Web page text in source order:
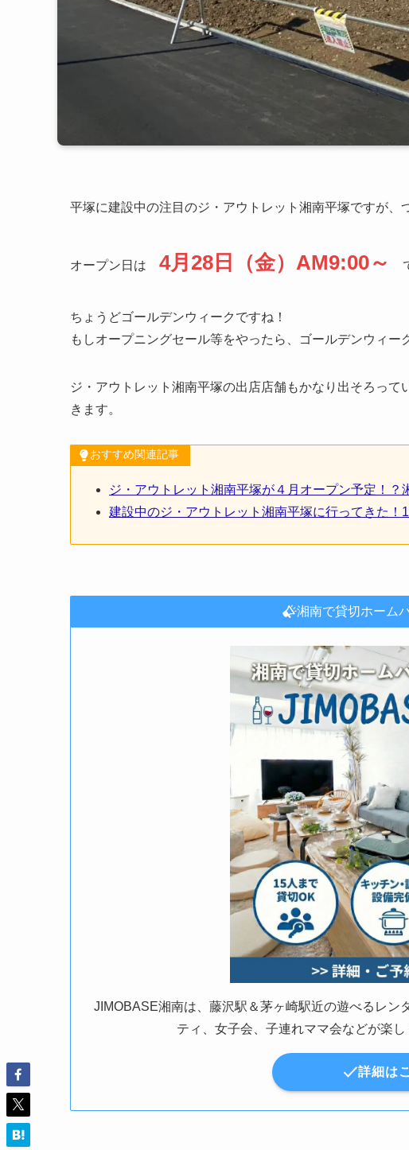
平塚に建設中の注目のジ・アウトレット湘南平塚ですが、
オープン日は 4月28日（金）AM9:00～
ちょうどゴールデンウィークですね！
もしオープニングセール等をやったら、ゴールデンウィー
ジ・アウトレット湘南平塚の出店店舗もかなり出そろっ
きます。
おすすめ関連記事
ジ・アウトレット湘南平塚が４月オープン予定！？
建設中のジ・アウトレット湘南平塚に行ってきた！
湘南で貸切ホーム
JIMOBASE湘南は、藤沢駅＆茅ヶ崎駅近の遊べるレ
ティ、女子会、子連れママ会などが楽
詳細は